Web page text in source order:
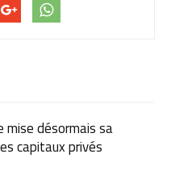
mise désormais sa
capitaux privés